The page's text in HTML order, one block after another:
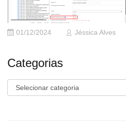
01/12/2024 Jéssica Alves
Categorias
Categorias